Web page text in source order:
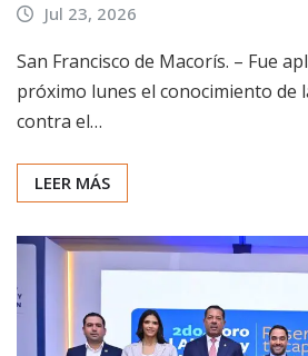
Jul 23, 2026
San Francisco de Macorís. – Fue
próximo lunes el conocimiento de
contra el…
LEER MÁS